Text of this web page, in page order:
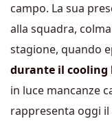
campo. La sua
alla squadra,
stagione, quando
durante il cooling
in luce mancanze
rappresenta oggi